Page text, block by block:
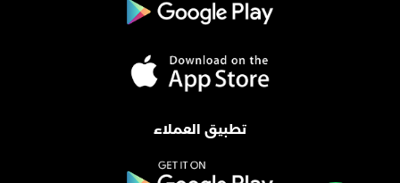
تطبيق العملاء